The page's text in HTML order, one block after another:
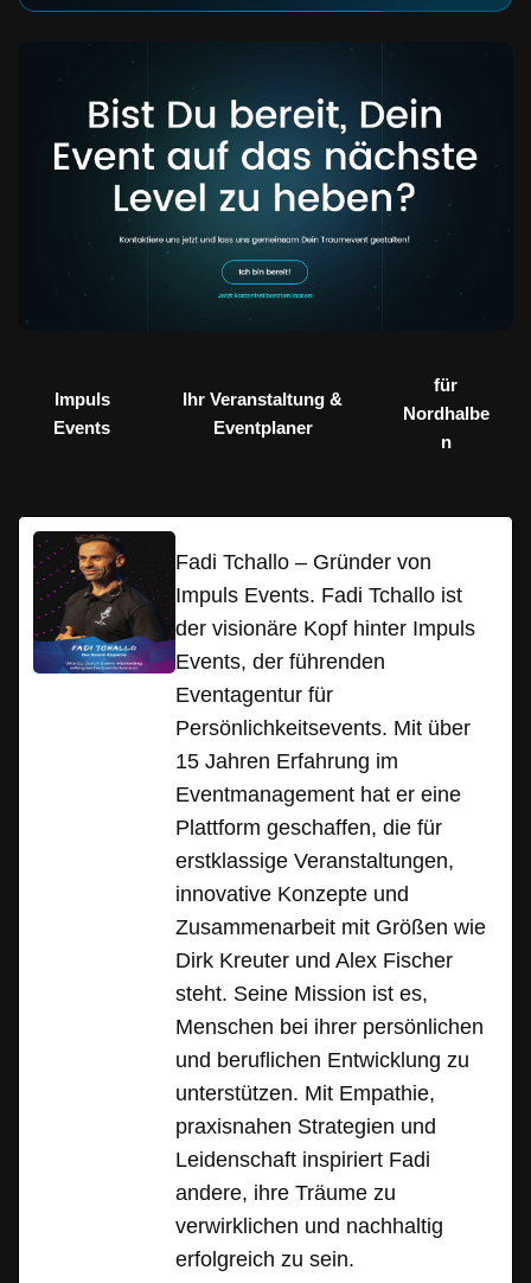
Impuls
Events
Ihr Veranstaltung &
Eventplaner
für
Nordhalbe
n
Fadi Tchallo – Gründer von
Impuls Events. Fadi Tchallo ist
der visionäre Kopf hinter Impuls
Events, der führenden
Eventagentur für
Persönlichkeitsevents. Mit über
15 Jahren Erfahrung im
Eventmanagement hat er eine
Plattform geschaffen, die für
erstklassige Veranstaltungen,
innovative Konzepte und
Zusammenarbeit mit Größen wie
Dirk Kreuter und Alex Fischer
steht. Seine Mission ist es,
Menschen bei ihrer persönlichen
und beruflichen Entwicklung zu
unterstützen. Mit Empathie,
praxisnahen Strategien und
Leidenschaft inspiriert Fadi
andere, ihre Träume zu
verwirklichen und nachhaltig
erfolgreich zu sein.